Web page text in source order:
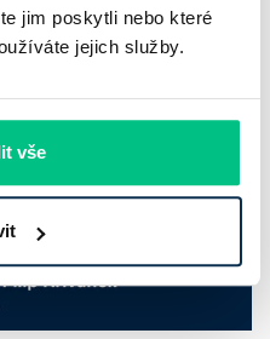
jim poskytli nebo které
jejich služby.
vše